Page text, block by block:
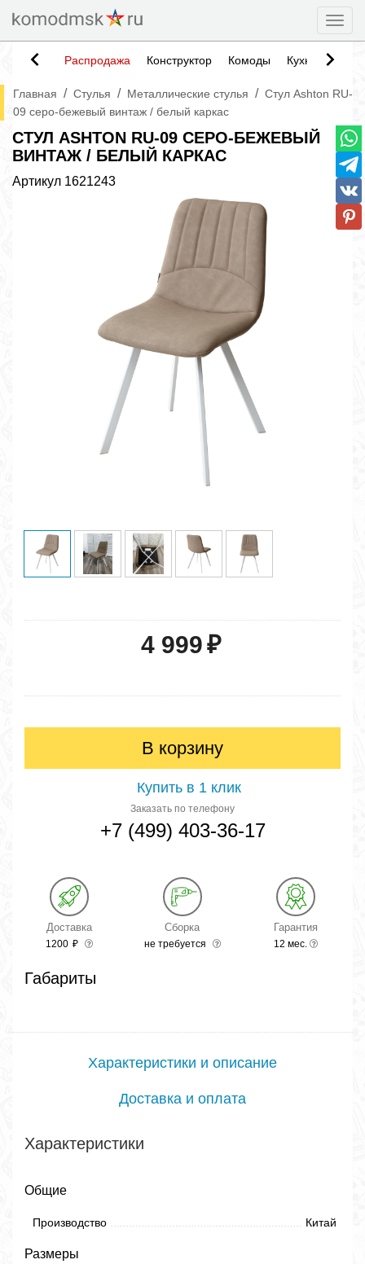
Распродажа Конструктор Комоды Кухни
Главная / Стулья / Металлические стулья / Стул Ashton RU-
09 серо-бежевый винтаж / белый каркас
СТУЛ ASHTON RU-09 СЕРО-БЕЖЕВЫЙ
ВИНТАЖ / БЕЛЫЙ КАРКАС
Артикул 1621243
4 999₽
В корзину
Купить в 1 клик
Заказать по телефону
+7 (499) 403-36-17
Доставка
1200 ₽
Сборка
не требуется
Гарантия
12 мес.
Габариты
Характеристики и описание
Доставка и оплата
Характеристики
Общие
Производство Китай
Размеры